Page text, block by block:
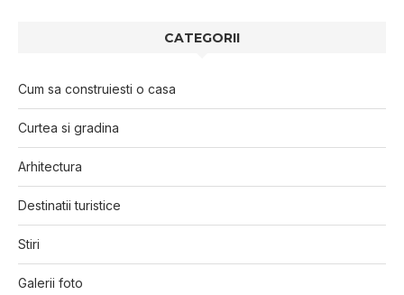
CATEGORII
Cum sa construiesti o casa
Curtea si gradina
Arhitectura
Destinatii turistice
Stiri
Galerii foto